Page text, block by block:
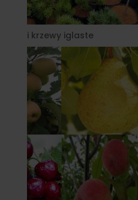
i krzewy iglaste